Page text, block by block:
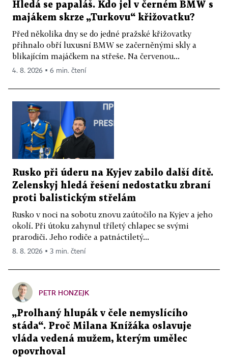
Hledá se papaláš. Kdo jel v černém BMW s
majákem skrze „Turkovu“ křižovatku?
Před několika dny se do jedné pražské křižovatky
přihnalo obří luxusní BMW se začerněnými skly a
blikajícím majáčkem na střeše. Na červenou...
4. 8. 2026 ▪ 6 min. čtení
Rusko při úderu na Kyjev zabilo další dítě.
Zelenskyj hledá řešení nedostatku zbraní
proti balistickým střelám
Rusko v noci na sobotu znovu zaútočilo na Kyjev a jeho
okolí. Při útoku zahynul tříletý chlapec se svými
prarodiči. Jeho rodiče a patnáctiletý...
8. 8. 2026 ▪ 3 min. čtení
PETR HONZEJK
„Prolhaný hlupák v čele nemyslícího
stáda“. Proč Milana Knížáka oslavuje
vláda vedená mužem, kterým umělec
opovrhoval